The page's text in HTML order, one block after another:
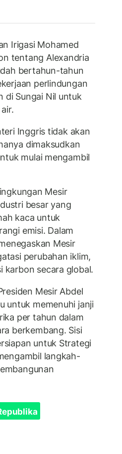
Irigasi Mohamed
tentang Alexandria
bertahun-tahun
perlindungan
di Sungai Nil untuk
Inggris tidak akan
dimaksudkan
mulai mengambil
Mesir
besar yang
kaca untuk
emisi. Dalam
Mesir
perubahan iklim,
karbon secara global.
Mesir Abdel
untuk memenuhi janji
per tahun dalam
berkembang. Sisi
untuk Strategi
langkah-